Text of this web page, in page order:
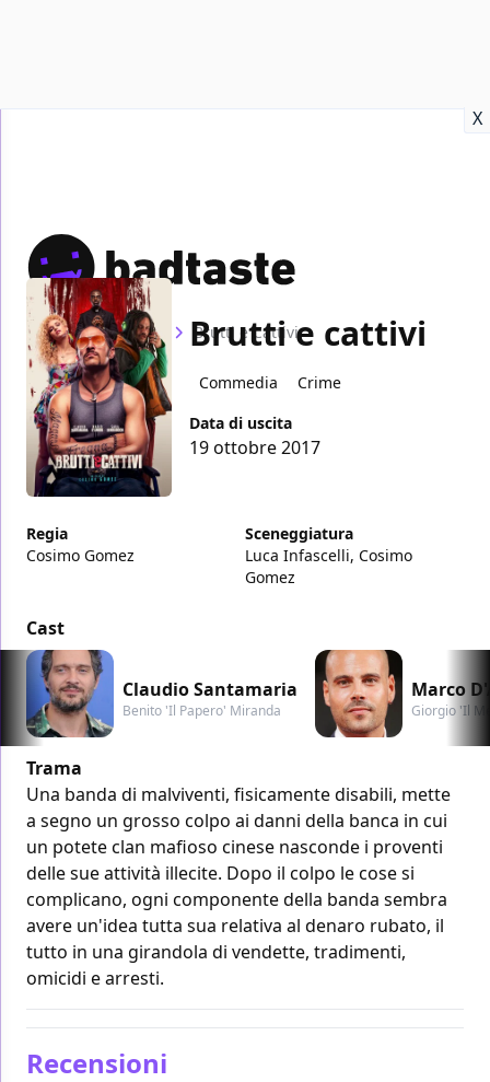
X
Home Film Brutti e Cattivi
Brutti e cattivi
Commedia
Crime
Data di uscita
19 ottobre 2017
Regia
Cosimo Gomez
Sceneggiatura
Luca Infascelli, Cosimo
Gomez
Cast
Claudio Santamaria
Benito 'Il Papero' Miranda
Marco
Giorgio 'Il
Trama
Una banda di malviventi, fisicamente disabili, mette
a segno un grosso colpo ai danni della banca in cui
un potete clan mafioso cinese nasconde i proventi
delle sue attività illecite. Dopo il colpo le cose si
complicano, ogni componente della banda sembra
avere un'idea tutta sua relativa al denaro rubato, il
tutto in una girandola di vendette, tradimenti,
omicidi e arresti.
Recensioni